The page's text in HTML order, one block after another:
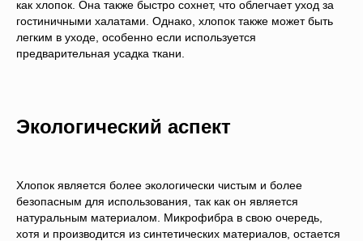
как хлопок. Она также быстро сохнет, что облегчает уход за
гостиничными халатами. Однако, хлопок также может быть
легким в уходе, особенно если используется
предварительная усадка ткани.
Экологический аспект
Хлопок является более экологически чистым и более
безопасным для использования, так как он является
натуральным материалом. Микрофибра в свою очередь,
хотя и производится из синтетических материалов, остается